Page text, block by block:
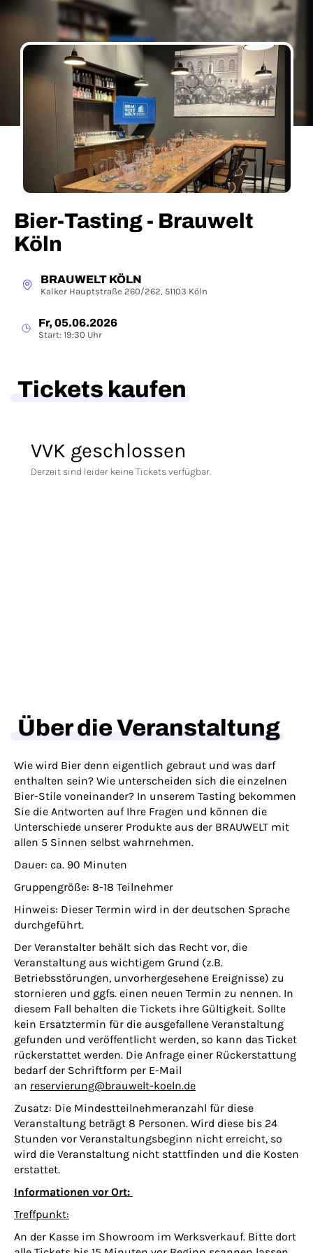
Bier-Tasting - Brauwelt
Köln
BRAUWELT KÖLN
Kalker Hauptstraße 260/262, 51103 Köln
Fr, 05.06.2026
Start: 19:30 Uhr
Tickets kaufen
VVK geschlossen
Derzeit sind leider keine Tickets verfügbar.
Über die Veranstaltung
Wie wird Bier denn eigentlich gebraut und was darf
enthalten sein? Wie unterscheiden sich die einzelnen
Bier-Stile voneinander? In unserem Tasting bekommen
Sie die Antworten auf Ihre Fragen und können die
Unterschiede unserer Produkte aus der BRAUWELT mit
allen 5 Sinnen selbst wahrnehmen.
Dauer: ca. 90 Minuten
Gruppengröße: 8-18 Teilnehmer
Hinweis: Dieser Termin wird in der deutschen Sprache
durchgeführt.
Der Veranstalter behält sich das Recht vor, die
Veranstaltung aus wichtigem Grund (z.B.
Betriebsstörungen, unvorhergesehene Ereignisse) zu
stornieren und ggfs. einen neuen Termin zu nennen. In
diesem Fall behalten die Tickets ihre Gültigkeit. Sollte
kein Ersatztermin für die ausgefallene Veranstaltung
gefunden und veröffentlicht werden, so kann das Ticket
rückerstattet werden. Die Anfrage einer Rückerstattung
bedarf der Schriftform per E-Mail
an reservierung@brauwelt-koeln.de
Zusatz: Die Mindestteilnehmeranzahl für diese
Veranstaltung beträgt 8 Personen. Wird diese bis 24
Stunden vor Veranstaltungsbeginn nicht erreicht, so
wird die Veranstaltung nicht stattfinden und die Kosten
erstattet.
Informationen vor Ort:
Treffpunkt:
An der Kasse im Showroom im Werksverkauf. Bitte dort